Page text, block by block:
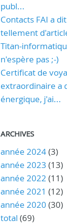
publ...
Contacts FAI a
tellement
Titan-
n'espère pas ;-)
Certificat de
extraordinaire a
énergique, j'ai...
ARCHIVES
année 2024(3)
année 2023 (13)
année 2022 (11)
année 2021 (12)
année 2020 (30)
total (69)